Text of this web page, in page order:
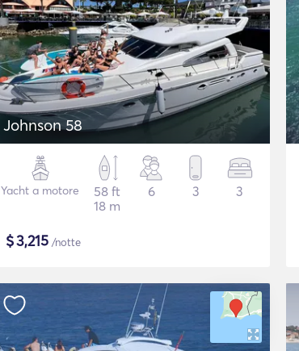
Johnson 58
Yacht a motore
58 ft
18 m
6 3 3
$3,215 /notte